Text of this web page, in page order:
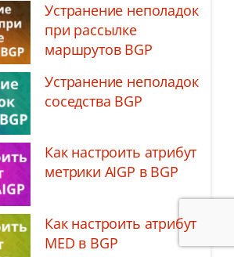
Устранение неполадок
при рассылке
маршрутов BGP
Устранение неполадок
соседства BGP
Как настроить атрибут
метрики AIGP в BGP
Как настроить атрибут
MED в BGP